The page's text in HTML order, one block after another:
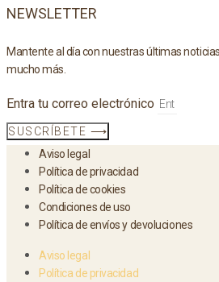
NEWSLETTER
Mantente al día con nuestras últimas
mucho más.
Entra tu correo electrónico
SUSCRÍBETE ⟶
Aviso legal
Política de privacidad
Política de cookies
Condiciones de uso
Política de envíos y devoluciones
Aviso legal
Política de privacidad